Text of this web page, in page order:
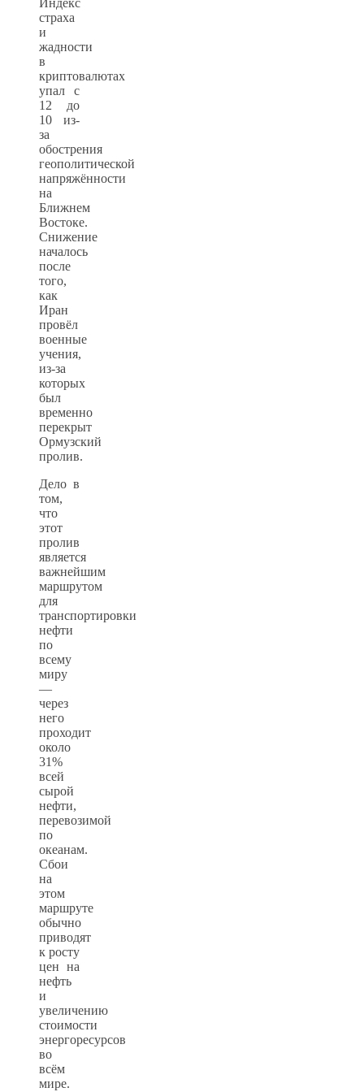
Индекс
страха
и
жадности
в
криптовалютах
упал с
12 до
10 из-
за
обострения
геополитической
напряжённости
на
Ближнем
Востоке.
Снижение
началось
после
того,
как
Иран
провёл
военные
учения,
из-за
которых
был
временно
перекрыт
Ормузский
пролив.
Дело в
том,
что
этот
пролив
является
важнейшим
маршрутом
для
транспортировки
нефти
по
всему
миру
—
через
него
проходит
около
31%
всей
сырой
нефти,
перевозимой
по
океанам.
Сбои
на
этом
маршруте
обычно
приводят
к росту
цен на
нефть
и
увеличению
стоимости
энергоресурсов
во
всём
мире.